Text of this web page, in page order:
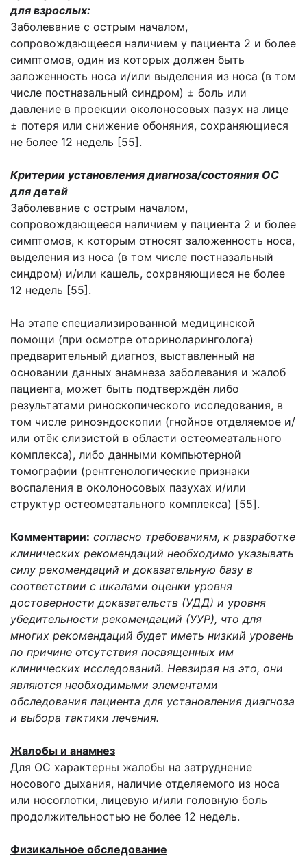
для взрослых:
Заболевание с острым началом,
сопровождающееся наличием у пациента 2 и более
симптомов, один из которых должен быть
заложенность носа и/или выделения из носа (в том
числе постназальный синдром) ± боль или
давление в проекции околоносовых пазух на лице
± потеря или снижение обоняния, сохраняющиеся
не более 12 недель [55].
Критерии установления диагноза/состояния ОС
для детей
Заболевание с острым началом,
сопровождающееся наличием у пациента 2 и более
симптомов, к которым относят заложенность носа,
выделения из носа (в том числе постназальный
синдром) и/или кашель, сохраняющиеся не более
12 недель [55].
На этапе специализированной медицинской
помощи (при осмотре оториноларинголога)
предварительный диагноз, выставленный на
основании данных анамнеза заболевания и жалоб
пациента, может быть подтверждён либо
результатами риноскопического исследования, в
том числе риноэндоскопии (гнойное отделяемое и/
или отёк слизистой в области остеомеатального
комплекса), либо данными компьютерной
томографии (рентгенологические признаки
воспаления в околоносовых пазухах и/или
структур остеомеатального комплекса) [55].
Комментарии: согласно требованиям, к разработке
клинических рекомендаций необходимо указывать
силу рекомендаций и доказательную базу в
соответствии с шкалами оценки уровня
достоверности доказательств (УДД) и уровня
убедительности рекомендаций (УУР), что для
многих рекомендаций будет иметь низкий уровень
по причине отсутствия посвященных им
клинических исследований. Невзирая на это, они
являются необходимыми элементами
обследования пациента для установления диагноза
и выбора тактики лечения.
Жалобы и анамнез
Для ОС характерны жалобы на затруднение
носового дыхания, наличие отделяемого из носа
или носоглотки, лицевую и/или головную боль
продолжительностью не более 12 недель.
Физикальное обследование